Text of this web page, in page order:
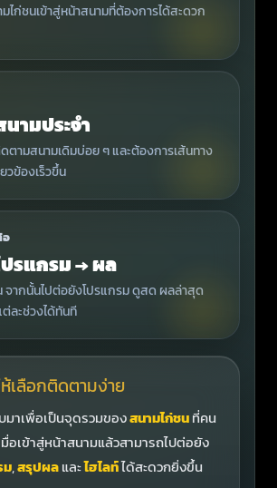
ไก่ชนเข้าสู่หน้าสนามที่ต้องการได้สะดวก
ามประจำ
ตามสนามเดิมบ่อย ๆ และต้องการเส้นทาง
วข้องเร็วขึ้น
อ
รแกรม → ผล
จากนั้นไปต่อยังโปรแกรม ดูสด ผลล่าสุด
ต่ละช่วงได้ทันที
เลือกติดตามง่าย
าเพื่อเป็นจุดรวมของสนามไก่ชนที่คน
อเข้าสู่หน้าสนามแล้วสามารถไปต่อยัง
ม,สรุปผลและไฮไลท์ได้สะดวกยิ่งขึ้น